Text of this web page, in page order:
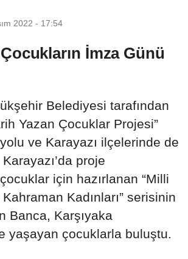
2022 - 17:54
Çocukların İmza Günü
Belediyesi tarafından
Yazan Çocuklar Projesi”
ve Karayazı ilçelerinde de
proje
için hazırlanan “Milli
Kadınları” serisinin
Banca, Karşıyaka
yaşayan çocuklarla buluştu.